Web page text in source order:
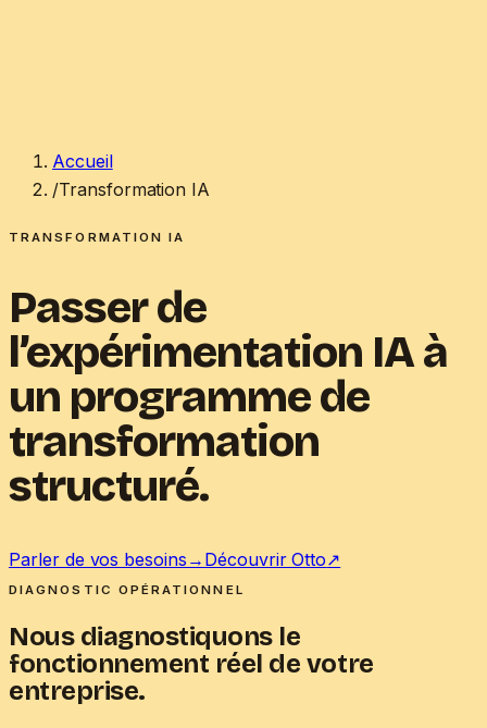
Accueil
/Transformation IA
TRANSFORMATION IA
Passer de
l’expérimentation IA à
un programme de
transformation
structuré.
Parler de vos besoins → Découvrir Otto↗
DIAGNOSTIC OPÉRATIONNEL
Nous diagnostiquons le
fonctionnement réel de votre
entreprise.